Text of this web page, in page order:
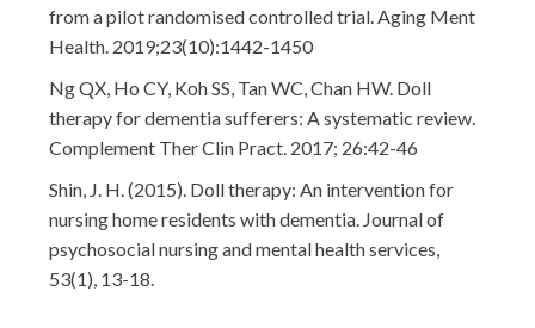
from a pilot randomised controlled trial. Aging Ment
Health. 2019;23(10):1442-1450
Ng QX, Ho CY, Koh SS, Tan WC, Chan HW. Doll
therapy for dementia sufferers: A systematic review.
Complement Ther Clin Pract. 2017; 26:42-46
Shin, J. H. (2015). Doll therapy: An intervention for
nursing home residents with dementia. Journal of
psychosocial nursing and mental health services,
53(1), 13-18.